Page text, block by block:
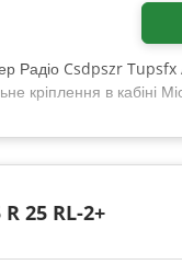
Радіо Csdpszr
кріплення в кабіні
25 RL-2+